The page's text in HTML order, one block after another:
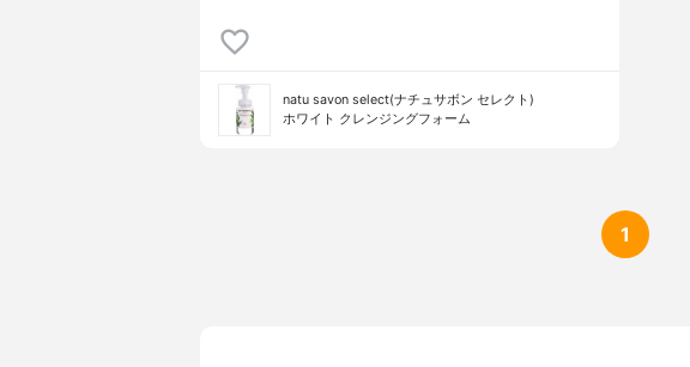
natu savon select(ナチュサボン セレクト)
ホワイト クレンジングフォーム
1